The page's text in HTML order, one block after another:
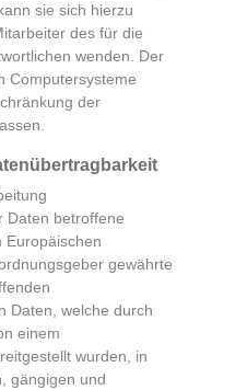
sie sich hierzu
des für die
wenden. Der
Computersysteme
der
Daten betroffene
Europäischen
gewährte
Daten, welche durch
einem
wurden, in
gängigen und